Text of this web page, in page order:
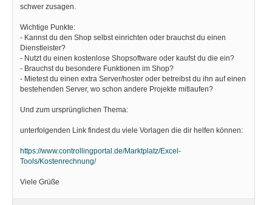
schwer zusagen.
Wichtige Punkte:
- Kannst du den Shop selbst einrichten oder brauchst du einen
Dienstleister?
- Nutzt du einen kostenlose Shopsoftware oder kaufst du die ein?
- Brauchst du besondere Funktionen im Shop?
- Mietest du einen extra Server/hoster oder betreibst du ihn auf einen
bestehenden Server, wo schon andere Projekte mitlaufen?
Und zum ursprünglichen Thema:
unterfolgenden Link findest du viele Vorlagen die dir helfen können:
https://www.controllingportal.de/Marktplatz/Excel-
Tools/Kostenrechnung/
Viele Grüße